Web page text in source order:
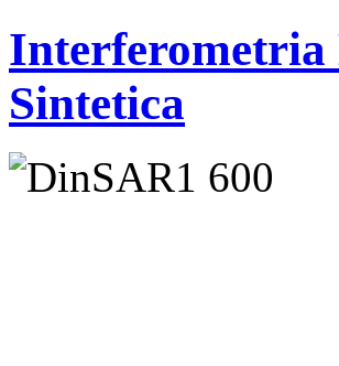
Interferometria
Sintetica